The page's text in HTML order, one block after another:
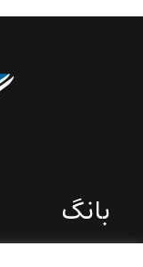
بانگ